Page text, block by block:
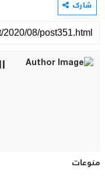
شارك
منوعات